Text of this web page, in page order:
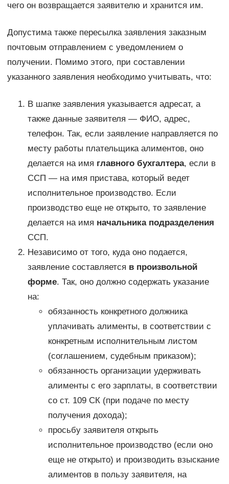
чего он возвращается заявителю и хранится им.
Допустима также пересылка заявления заказным
почтовым отправлением с уведомлением о
получении. Помимо этого, при составлении
указанного заявления необходимо учитывать, что:
В шапке заявления указывается адресат, а
также данные заявителя — ФИО, адрес,
телефон. Так, если заявление направляется по
месту работы плательщика алиментов, оно
делается на имя главного бухгалтера, если в
ССП — на имя пристава, который ведет
исполнительное производство. Если
производство еще не открыто, то заявление
делается на имя начальника подразделения
ССП.
Независимо от того, куда оно подается,
заявление составляется в произвольной
форме. Так, оно должно содержать указание
на:
обязанность конкретного должника
уплачивать алименты, в соответствии с
конкретным исполнительным листом
(соглашением, судебным приказом);
обязанность организации удерживать
алименты с его зарплаты, в соответствии
со ст. 109 СК (при подаче по месту
получения дохода);
просьбу заявителя открыть
исполнительное производство (если оно
еще не открыто) и производить взыскание
алиментов в пользу заявителя, на